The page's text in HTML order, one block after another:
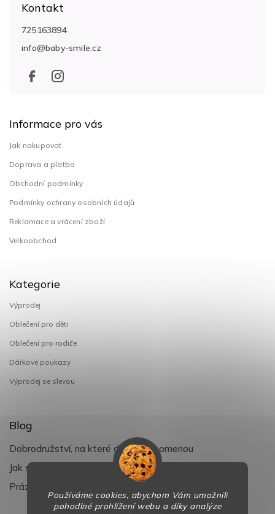
Používáme cookies, abychom Vám umožnili
pohodlné prohlížení webu a díky analýze
Kontakt
info@baby-smile.cz
725163894
Informace pro vás
Jak nakupovat
Doprava a platba
Obchodní podmínky
Podmínky ochrany osobních údajů
Reklamace a vrácení zboží
Velkoobchod
Kategorie
Výprodej
Oblečení pro děti
Oblečení pro rodiče
Dárkové poukazy
Výprodej se slevou
Blog
Dobrodružství, na které děti nezapomenou
Jak si užít léto s dětmi naplno
Prázdniny klepou na dveře